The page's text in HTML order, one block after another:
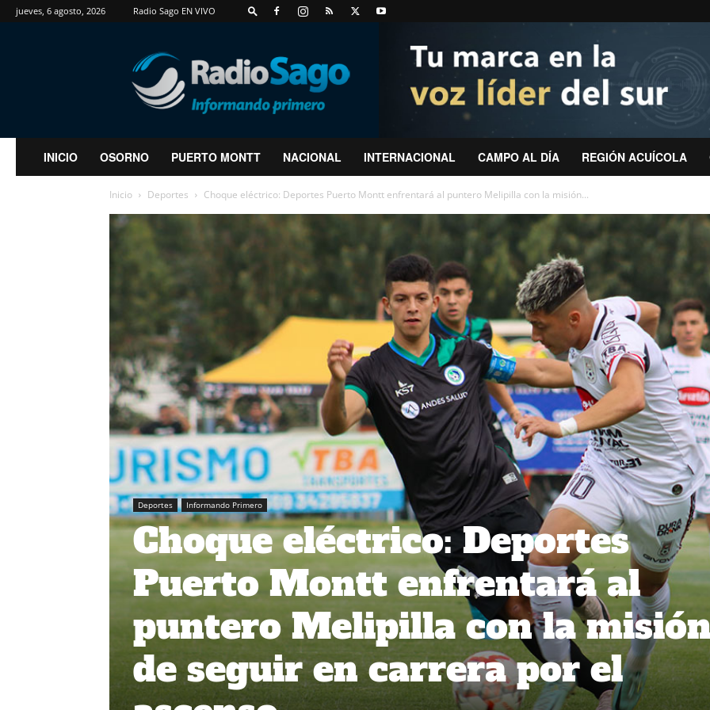
jueves, 6 agosto, 2026 Radio Sago EN VIVO
RadioSago
INICIO OSORNO PUERTO MONTT NACIONAL INTERNACIONAL CAMPO AL DÍA REGIÓN ACUÍCOLA
Inicio Deportes Choque eléctrico: Deportes Puerto Montt enfrentará al puntero Melipilla con la misión...
Deportes Informando Primero
Choque eléctrico: Deportes
Puerto Montt enfrentará al
puntero Melipilla con la
de seguir en carrera por el